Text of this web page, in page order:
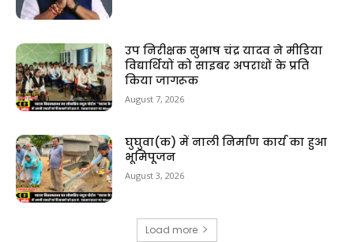
उप निरीक्षक सुभाष चंद्र यादव ने मीडिया
विद्यार्थियों को साइबर अपराधों के प्रति
किया जागरूक
August 7, 2026
घुघुवा(क) में नाली निर्माण कार्य का हुआ
भूमिपूजन
August 3, 2026
Load more